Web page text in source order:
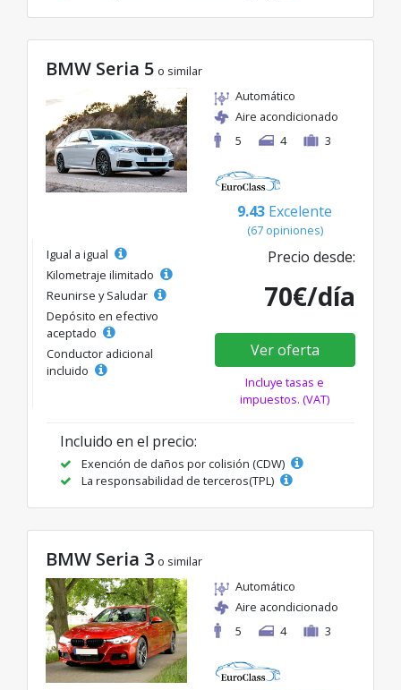
BMW Seria 5 o similar
Automático
Aire acondicionado
5
4 3
9.43 Excelente
(67 opiniones)
Igual a igual
Kilometraje ilimitado
Reunirse y Saludar
Depósito en efectivo
aceptado
Conductor adicional
incluido
Precio desde:
70€/día
Ver oferta
Incluye tasas e
impuestos. (VAT)
Incluido en el precio:
Exención de daños por colisión (CDW)
La responsabilidad de terceros(TPL)
BMW Seria 3 o similar
Automático
Aire acondicionado
5
4 3